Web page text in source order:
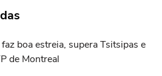
boa estreia, supera Tsitsipas e
de Montreal